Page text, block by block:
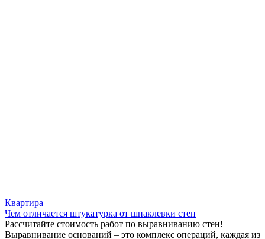
Квартира
Чем отличается штукатурка от шпаклевки стен
Рассчитайте стоимость работ по выравниванию стен!
Выравнивание оснований – это комплекс операций, каждая из